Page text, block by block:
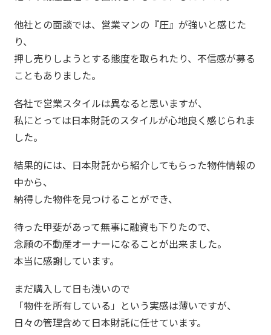
他社との面談では、営業マンの『圧』が強いと感じた
り、
押し売りしようとする態度を取られたり、不信感が募る
こともありました。
各社で営業スタイルは異なると思いますが、
私にとっては日本財託のスタイルが心地良く感じられま
した。
結果的には、日本財託から紹介してもらった物件情報の
中から、
納得した物件を見つけることができ、
待った甲斐があって無事に融資も下りたので、
念願の不動産オーナーになることが出来ました。
本当に感謝しています。
まだ購入して日も浅いので
「物件を所有している」という実感は薄いですが、
日々の管理含めて日本財託に任せています。